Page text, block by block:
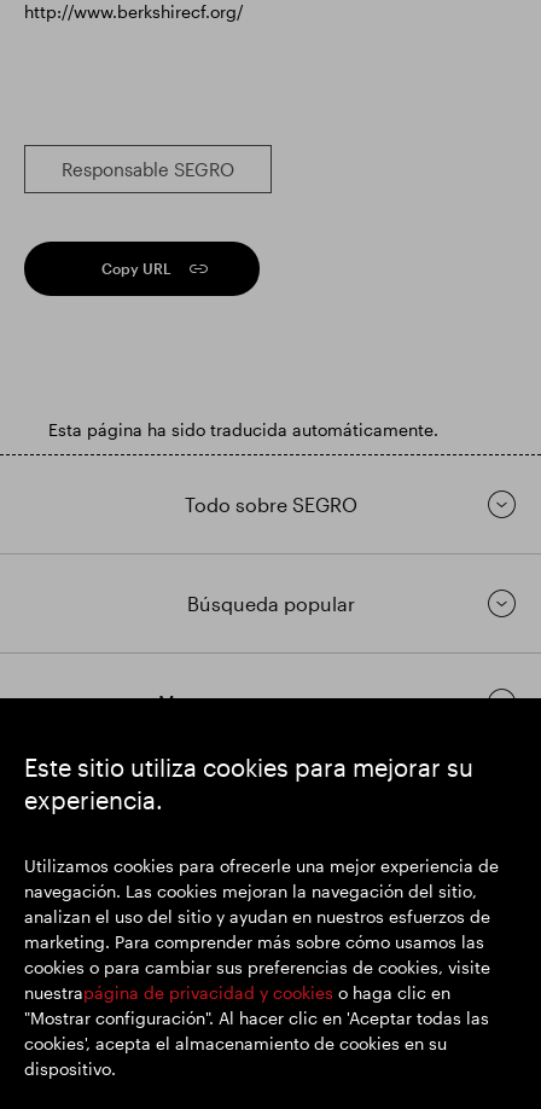
Este sitio utiliza cookies para mejorar su
experiencia.
Utilizamos cookies para ofrecerle una mejor experiencia de
navegación. Las cookies mejoran la navegación del sitio,
analizan el uso del sitio y ayudan en nuestros esfuerzos de
marketing. Para comprender más sobre cómo usamos las
cookies o para cambiar sus preferencias de cookies, visite
nuestrapágina de privacidad y cookies o haga clic en
"Mostrar configuración". Al hacer clic en 'Aceptar todas las
cookies', acepta el almacenamiento de cookies en su
dispositivo.
http://www.berkshirecf.org/
Responsable SEGRO
Copy URL
Esta página ha sido traducida automáticamente.
Todo sobre SEGRO
Búsqueda popular
Mantenerse en contacto
Domicilio social: 1 New Burlington Place, Londres W1S 2HR
Número de registro del Reino Unido 167591
Lugar de registro: Inglaterra y Gales
© SEGRO 2022
Descargo de responsabilidad